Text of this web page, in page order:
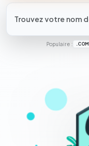
Populaire : .COM